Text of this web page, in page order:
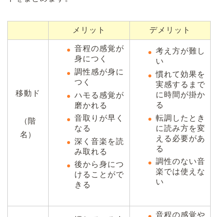
メリット デメリット
移動ド
（階
名）
音程の感覚が
身につく
調性感が身に
つく
ハモる感覚が
磨かれる
音取りが早く
なる
深く音楽を読
み取れる
後から身につ
けることがで
きる
考え方が難し
い
慣れて効果を
実感するまで
に時間が掛か
る
転調したとき
に読み方を変
える必要があ
る
調性のない音
楽では使えな
い
音程の感覚や